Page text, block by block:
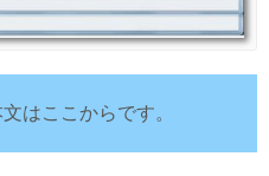
はここからです。